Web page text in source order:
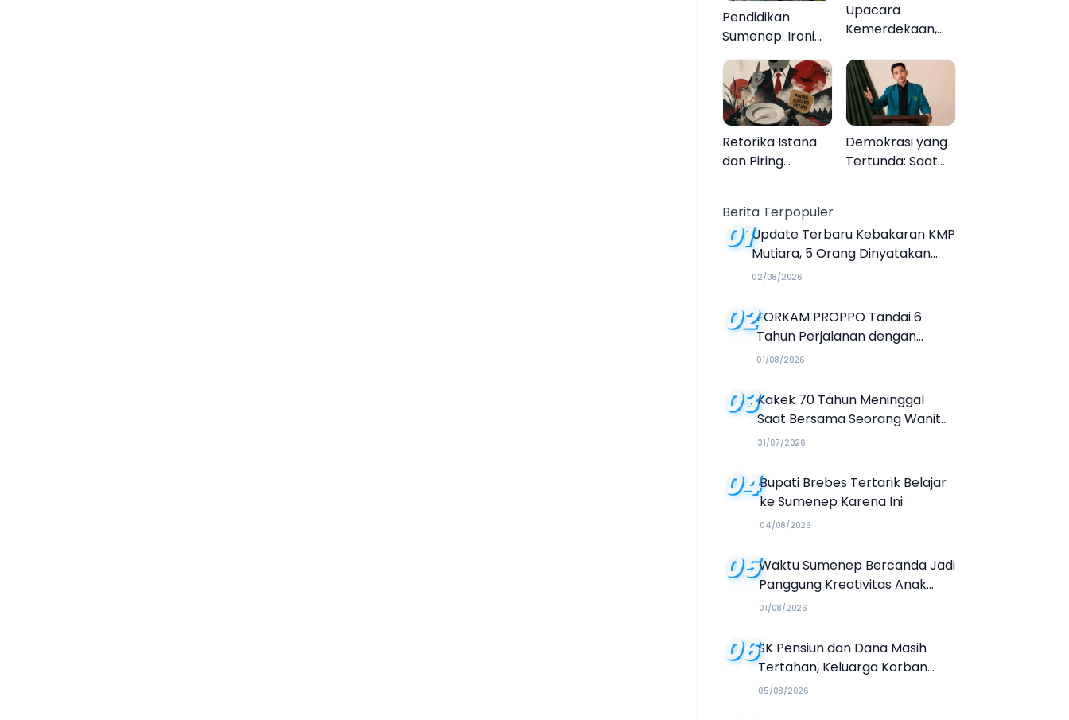
Pendidikan
Sumenep: Ironi
13.095 Anak Tidak
Sekolah
Menyaksikan
Semarak Festival
Kalender Event
2026
Upacara
Kemerdekaan,
Melupakan
Retorika Istana
dan Piring
Demokrasi yang
Tertunda: Saat
Berita Terpopuler
01Update Terbaru Kebakaran KMP
Mutiara, 5 Orang Dinyatakan
Tewas
02/08/2026
02FORKAM PROPPO Tandai 6
Tahun Perjalanan dengan
Peluncuran Mars, Hymne, dan
01/08/2026
03Kakek 70 Tahun Meninggal
Saat Bersama Seorang Wanita
di Hotel Parangtritis
31/07/2026
04Bupati Brebes Tertarik Belajar
ke Sumenep Karena Ini
04/08/2026
05Waktu Sumenep Bercanda Jadi
Panggung Kreativitas Anak
Muda, Hasilkan Kolaborasi
01/08/2026
06SK Pensiun dan Dana Masih
Tertahan, Keluarga Korban
Tagih Janji BRI Sumenep
05/08/2026